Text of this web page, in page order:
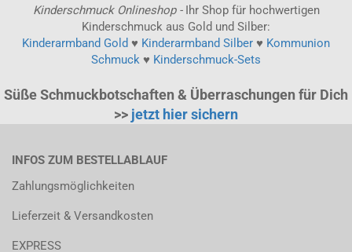
Kinderschmuck Onlineshop - Ihr Shop für hochwertigen
Kinderschmuck aus Gold und Silber:
Kinderarmband Gold ♥ Kinderarmband Silber ♥ Kommunion
Schmuck ♥ Kinderschmuck-Sets
Süße Schmuckbotschaften & Überraschungen für Dich
>> jetzt hier sichern
INFOS ZUM BESTELLABLAUF
Zahlungsmöglichkeiten
Lieferzeit & Versandkosten
EXPRESS